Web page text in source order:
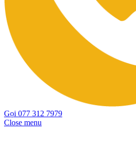
Gọi 077 312 7979
Close menu